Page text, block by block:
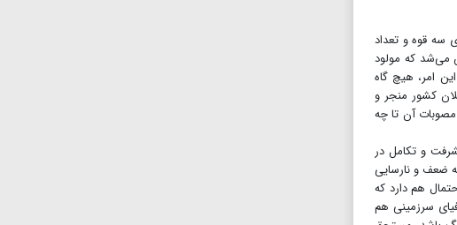
سه قوه و تعداد
می‌شد که مولود
امر، هیچ گاه
کشور منجر و
و مصوبات آن تا چه
و تکامل در
ضعف و نارسایی
هم دارد که
سرزمینی هم